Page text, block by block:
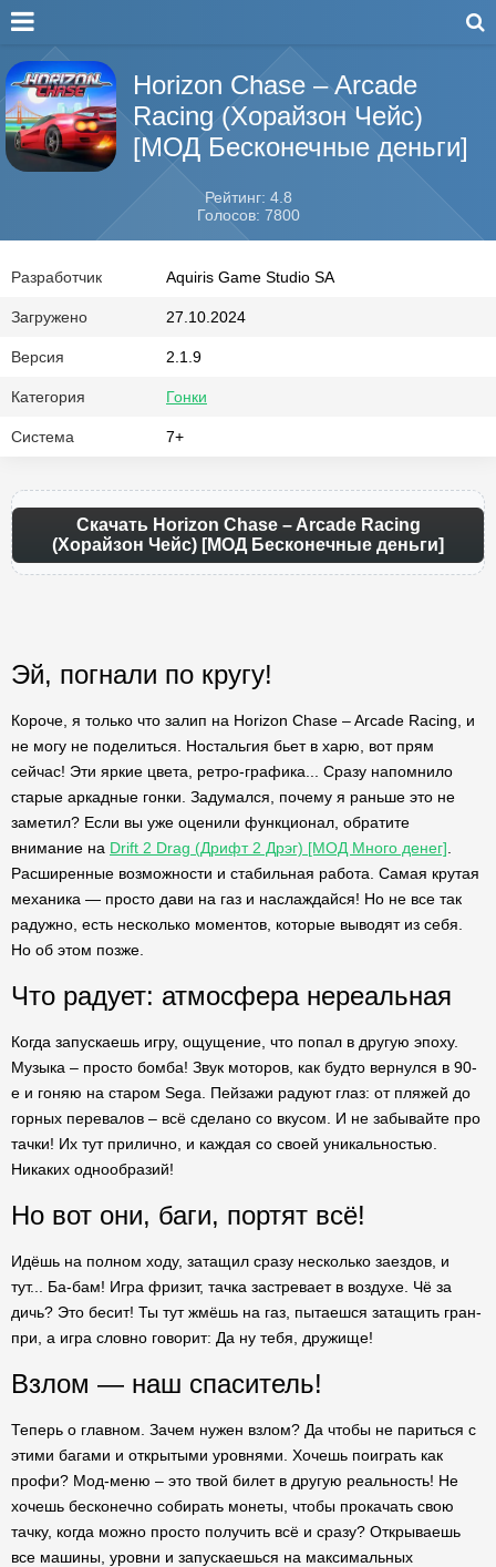
Horizon Chase – Arcade
Racing (Хорайзон Чейс)
[МОД Бесконечные деньги]
Рейтинг: 4.8
Голосов: 7800
Разработчик Aquiris Game Studio SA
Загружено 27.10.2024
Версия 2.1.9
Категория Гонки
Система 7+
Скачать Horizon Chase – Arcade Racing
(Хорайзон Чейс) [МОД Бесконечные деньги]
Эй, погнали по кругу!
Короче, я только что залип на Horizon Chase – Arcade Racing, и
не могу не поделиться. Ностальгия бьет в харю, вот прям
сейчас! Эти яркие цвета, ретро-графика... Сразу напомнило
старые аркадные гонки. Задумался, почему я раньше это не
заметил? Если вы уже оценили функционал, обратите
внимание на Drift 2 Drag (Дрифт 2 Дрэг) [МОД Много денег]
Расширенные возможности и стабильная работа. Самая крутая
механика — просто дави на газ и наслаждайся! Но не все так
радужно, есть несколько моментов, которые выводят из себя.
Но об этом позже.
Что радует: атмосфера нереальная
Когда запускаешь игру, ощущение, что попал в другую эпоху.
Музыка – просто бомба! Звук моторов, как будто вернулся в 90-
е и гоняю на старом Sega. Пейзажи радуют глаз: от пляжей до
горных перевалов – всё сделано со вкусом. И не забывайте про
тачки! Их тут прилично, и каждая со своей уникальностью.
Никаких однообразий!
Но вот они, баги, портят всё!
Идёшь на полном ходу, затащил сразу несколько заездов, и
тут... Ба-бам! Игра фризит, тачка застревает в воздухе. Чё за
дичь? Это бесит! Ты тут жмёшь на газ, пытаешся затащить гран-
при, а игра словно говорит: Да ну тебя, дружище!
Взлом — наш спаситель!
Теперь о главном. Зачем нужен взлом? Да чтобы не париться с
этими багами и открытыми уровнями. Хочешь поиграть как
профи? Мод-меню – это твой билет в другую реальность! Не
хочешь бесконечно собирать монеты, чтобы прокачать свою
тачку, когда можно просто получить всё и сразу? Открываешь
все машины, уровни и запускаешься на максимальных